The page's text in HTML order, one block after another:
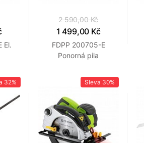
El.
2 590,00 Kč
1 499,00 Kč
FDPP 200705-E
Ponorná pila
32% Sleva 30%